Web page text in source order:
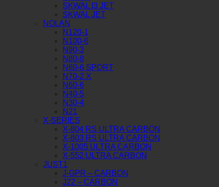
SKWAL I3 JET
SKWAL JET
NOLAN
N120-1
N100-6
N90-3
N80-8
N60-6 SPORT
N70-2 X
N60-6
N40-5
N30-4
N21
X-SERIES
X-804 RS ULTRA CARBON
X-803 RS ULTRA CARBON
X-1005 ULTRA CARBON
X-552 ULTRA CARBON
JUST1
J-GPR – CARBON
J22 – CARBON